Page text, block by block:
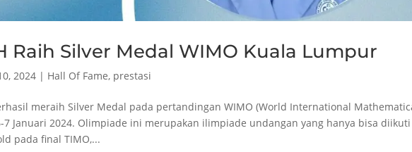
Raih Silver Medal WIMO Kuala Lumpur
2024 | Hall Of Fame, prestasi
meraih Silver Medal pada pertandingan WIMO (World International
7 Januari 2024. Olimpiade ini merupakan ilimpiade undangan yang hanya bisa diikuti
pada final TIMO,...